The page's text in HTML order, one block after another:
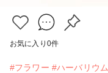
お気に入り 0件
#フラワー #ハーバリウム